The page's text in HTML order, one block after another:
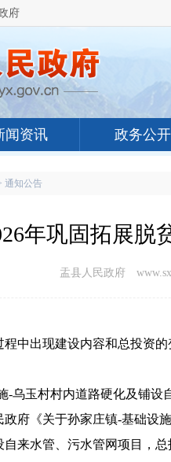
府
闻资讯 政务公开
通知公告
年巩固拓展脱
盂县人民政府
中出现建设内容和总投资
-乌玉村村内道路硬化及铺设
府《关于孙家庄镇-基础设
来水管、污水管网项目，